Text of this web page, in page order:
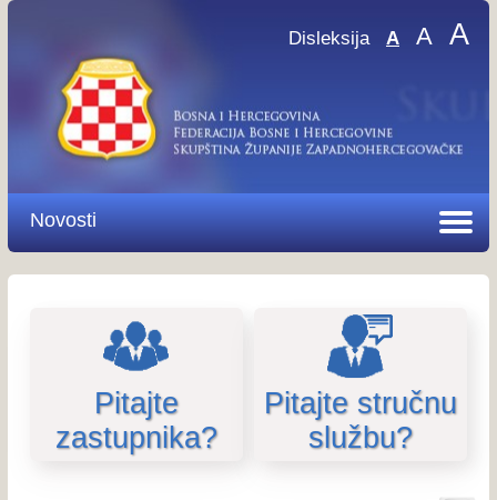
Disleksija A A A
Novosti
Pitajte
zastupnika?
Pitajte stručnu
službu?